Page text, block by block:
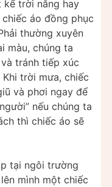
kể trời nắng hay
áo đồng phục
thường xuyên
màu, chúng ta
tránh tiếp xúc
trời mưa, chiếc
và phơi ngay để
nếu chúng ta
thì chiếc áo sẽ
tại ngôi trường
mình một chiếc